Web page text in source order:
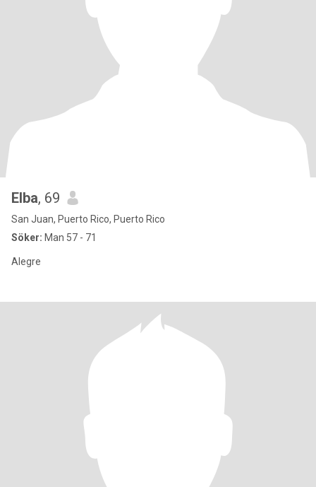
Elba, 69
San Juan, Puerto Rico, Puerto Rico
Söker: Man 57 - 71
Alegre